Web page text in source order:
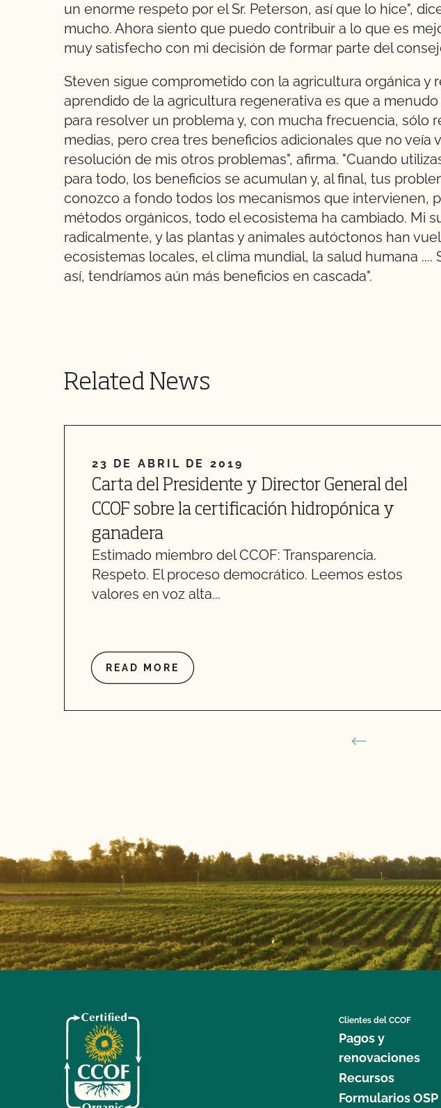
un enorme respeto por el Sr. Peterson, así que lo hice",
mucho. Ahora siento que puedo contribuir a lo que es
muy satisfecho con mi decisión de formar parte del
Steven sigue comprometido con la agricultura orgánica y
aprendido de la agricultura regenerativa es que a
para resolver un problema y, con mucha frecuencia, sólo
medias, pero crea tres beneficios adicionales que no veía
resolución de mis otros problemas", afirma. "Cuando
para todo, los beneficios se acumulan y, al final, tus
conozco a fondo todos los mecanismos que intervienen,
métodos orgánicos, todo el ecosistema ha cambiado. Mi
radicalmente, y las plantas y animales autóctonos han
ecosistemas locales, el clima mundial, la salud humana ....
así, tendríamos aún más beneficios en cascada".
Related News
23 DE ABRIL DE 2019
Carta del Presidente y Director General del
CCOF sobre la certificación hidropónica y
ganadera
Estimado miembro del CCOF: Transparencia.
Respeto. El proceso democrático. Leemos estos
valores en voz alta...
READ MORE
Clientes del CCOF
Pagos y
renovaciones
Recursos
Formularios OSP